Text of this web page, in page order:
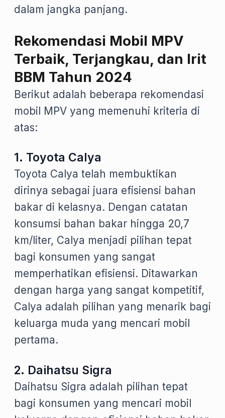
dalam jangka panjang.
Rekomendasi Mobil MPV
Terbaik, Terjangkau, dan Irit
BBM Tahun 2024
Berikut adalah beberapa rekomendasi
mobil MPV yang memenuhi kriteria di
atas:
1. Toyota Calya
Toyota Calya telah membuktikan
dirinya sebagai juara efisiensi bahan
bakar di kelasnya. Dengan catatan
konsumsi bahan bakar hingga 20,7
km/liter, Calya menjadi pilihan tepat
bagi konsumen yang sangat
memperhatikan efisiensi. Ditawarkan
dengan harga yang sangat kompetitif,
Calya adalah pilihan yang menarik bagi
keluarga muda yang mencari mobil
pertama.
2. Daihatsu Sigra
Daihatsu Sigra adalah pilihan tepat
bagi konsumen yang mencari mobil